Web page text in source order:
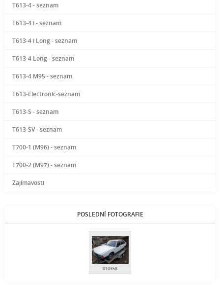
T613-4 - seznam
T613-4 i - seznam
T613-4 i Long - seznam
T613-4 Long - seznam
T613-4 M95 - seznam
T613-Electronic-seznam
T613-S - seznam
T613-SV - seznam
T700-1 (M96) - seznam
T700-2 (M97) - seznam
Zajímavosti
POSLEDNÍ FOTOGRAFIE
010358